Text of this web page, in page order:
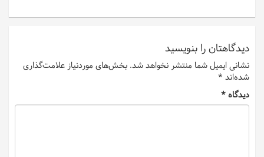
دیدگاهتان را بنویسید
نشانی ایمیل شما منتشر نخواهد شد. بخش‌های موردنیاز علامت‌گذاری
شده‌اند *
دیدگاه*